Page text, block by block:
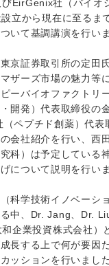
EirGenix社（バイオ
立から現在に至るま
いて基調講演を行いま
京証券取引所の定田
ザーズ市場の魅力等
ーバイオファクトリ
開発）代表取締役の
ペプチド創薬）代表
会社紹介を行い、西
科）は予定している
について説明を行いま
科学技術イノベーシ
中、Dr. Jang、Dr.
企業投資株式会社）
長する上で何が要因
ッションを行いました